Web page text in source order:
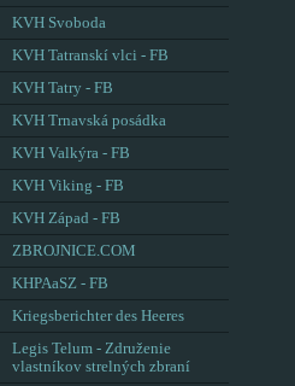
KVH Svoboda
KVH Tatranskí vlci - FB
KVH Tatry - FB
KVH Trnavská posádka
KVH Valkýra - FB
KVH Viking - FB
KVH Západ - FB
ZBROJNICE.COM
KHPAaSZ - FB
Kriegsberichter des Heeres
Legis Telum - Združenie
vlastníkov strelných zbraní